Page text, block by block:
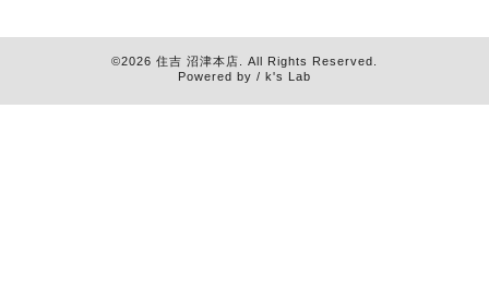
©2026 住吉 沼津本店 . All Rights Reserved.
Powered by / k's Lab